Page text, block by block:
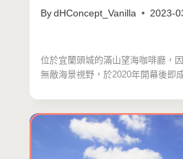
By dHConcept_Vanilla 2023-
位於宜蘭頭城的滿山望海咖啡廳，
無敵海景視野，於2020年開幕後即